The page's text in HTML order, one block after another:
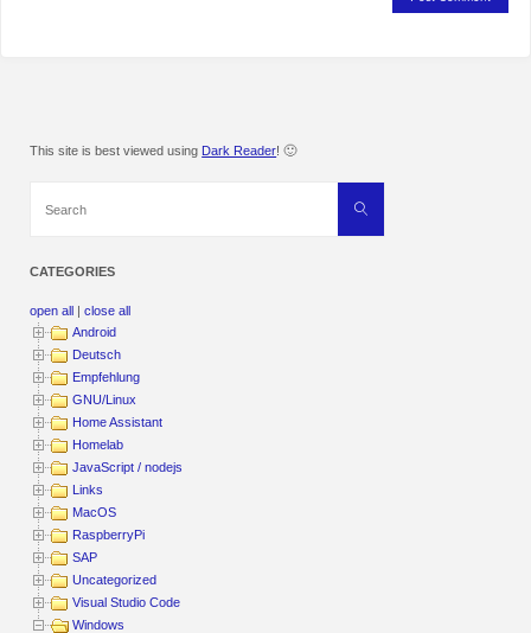
This site is best viewed using Dark Reader! 🙂
Search
CATEGORIES
open all |close all
Android
Deutsch
Empfehlung
GNU/Linux
Home Assistant
Homelab
JavaScript / nodejs
Links
MacOS
RaspberryPi
SAP
Uncategorized
Visual Studio Code
Windows